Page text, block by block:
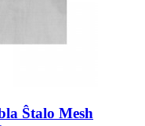
Ŝtalo Mesh